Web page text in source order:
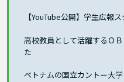
【YouTube公開】学生広報
高校教員として活躍するＯ
た
ベトナムの国立カントー大